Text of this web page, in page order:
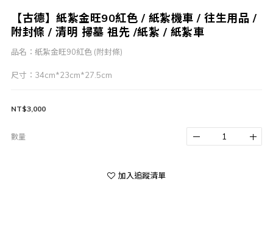
【古德】紙紮金旺90紅色 / 紙紮機車 / 往生用品 /
附封條 / 清明 掃墓 祖先 /紙紮 / 紙紮車
品名：紙紮金旺90紅色 (附封條)
尺寸：34cm*23cm*27.5cm
NT$3,000
數量
加入追蹤清單